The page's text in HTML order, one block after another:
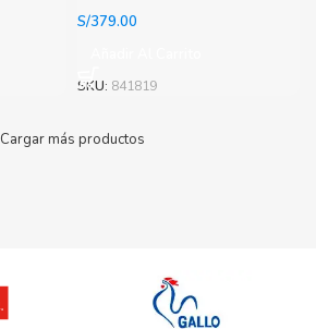
S/379.00
SKU: 841819
Cargar más productos